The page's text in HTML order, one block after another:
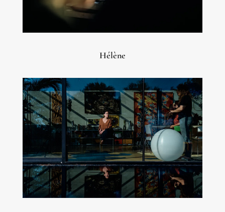
Hélène